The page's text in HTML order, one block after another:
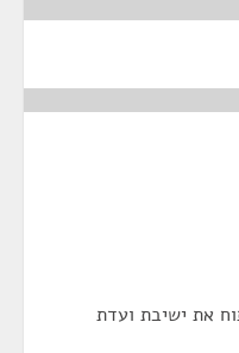
את ישיבת ועדת